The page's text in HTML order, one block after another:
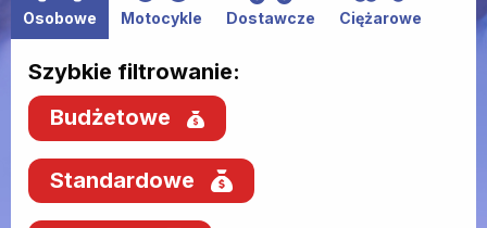
Osobowe Motocykle Dostawcze Ciężarowe
Szybkie filtrowanie:
Budżetowe
Standardowe